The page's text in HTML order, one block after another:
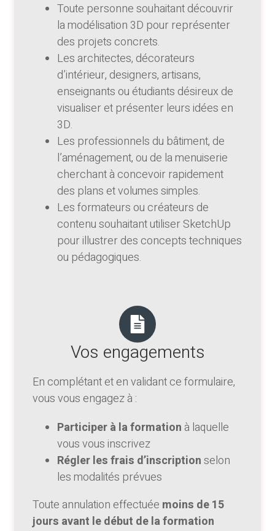
Toute personne souhaitant découvrir
la modélisation 3D pour représenter
des projets concrets.
Les architectes, décorateurs
d’intérieur, designers, artisans,
enseignants ou étudiants désireux de
visualiser et présenter leurs idées en
3D.
Les professionnels du bâtiment, de
l’aménagement, ou de la menuiserie
cherchant à concevoir rapidement
des plans et volumes simples.
Les formateurs ou créateurs de
contenu souhaitant utiliser SketchUp
pour illustrer des concepts techniques
ou pédagogiques.
Vos engagements
En complétant et en validant ce formulaire,
vous vous engagez à :
Participer à la formation à laquelle
vous vous inscrivez
Régler les frais d’inscriptionselon
les modalités prévues
Toute annulation effectuée moins de 15
jours avant le début de la formation